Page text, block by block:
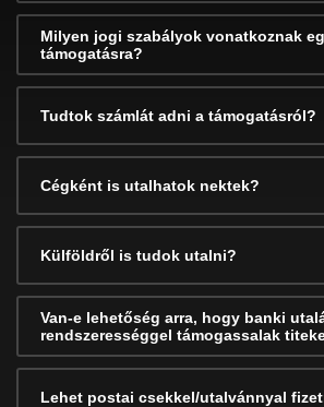
Milyen jogi szabályok vonatkoznak
támogatásra?
Tudtok számlát adni a támogatásról?
Cégként is utalhatok nektek?
Külföldről is tudok utalni?
Van-e lehetőség arra, hogy banki
rendszerességgel támogassalak
Lehet postai csekkel/utalvánnyal